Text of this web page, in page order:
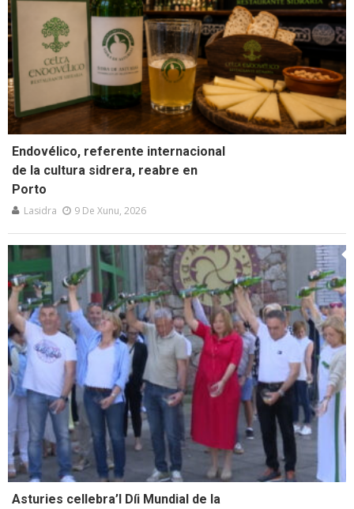
Endovélico, referente internacional
de la cultura sidrera, reabre en
Porto
Lasidra 9 De Xunu, 2026
Asturies cellebra’l Díi Mundial de la